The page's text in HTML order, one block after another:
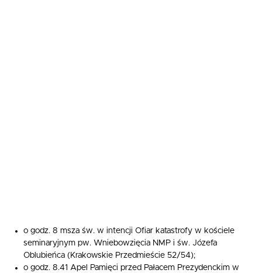
o godz. 8 msza św. w intencji Ofiar katastrofy w kościele
seminaryjnym pw. Wniebowzięcia NMP i św. Józefa
Oblubieńca (Krakowskie Przedmieście 52/54);
o godz. 8.41 Apel Pamięci przed Pałacem Prezydenckim w